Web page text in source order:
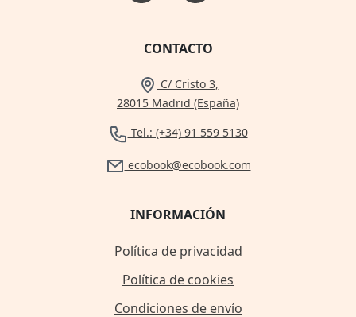
CONTACTO
C/ Cristo 3,
28015 Madrid (España)
Tel.: (+34) 91 559 5130
ecobook@ecobook.com
INFORMACIÓN
Política de privacidad
Política de cookies
Condiciones de envío